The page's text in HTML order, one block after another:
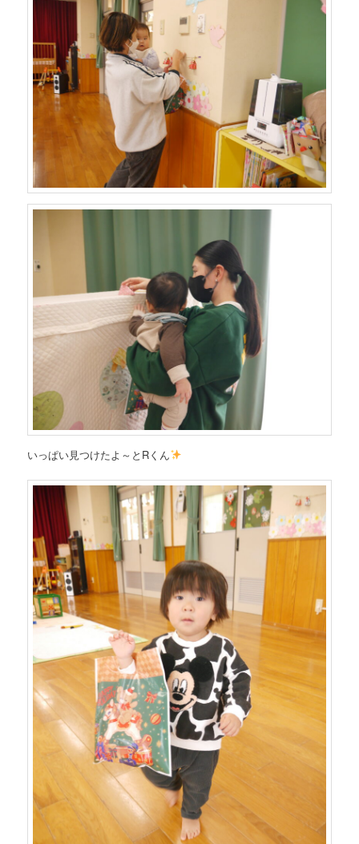
いっぱい見つけたよ～とRくん